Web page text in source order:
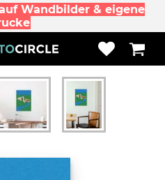
Wandbilder & eigene